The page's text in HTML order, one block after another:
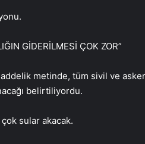
GİDERİLMESİ ÇOK ZOR”
metinde, tüm sivil ve
belirtiliyordu.
sular akacak.